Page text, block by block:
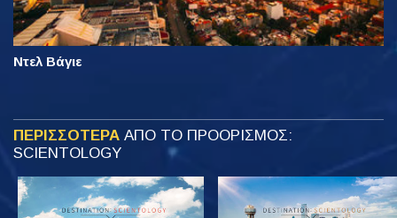
Ντελ Βάγιε
ΠΕΡΙΣΣΟΤΕΡΑ ΑΠΟ ΤΟ ΠΡΟΟΡΙΣΜΟΣ:
SCIENTOLOGY